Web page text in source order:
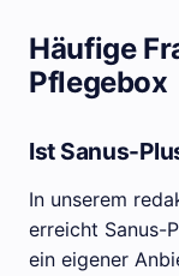
Häufige
Pflegebox
Ist Sanus-
In unserem
erreicht Sanus-
ein eigener